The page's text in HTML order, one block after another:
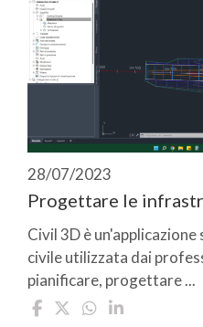
28/07/2023
Progettare le
Civil 3D è
civile utilizzata dai
pianificare, progettare ...